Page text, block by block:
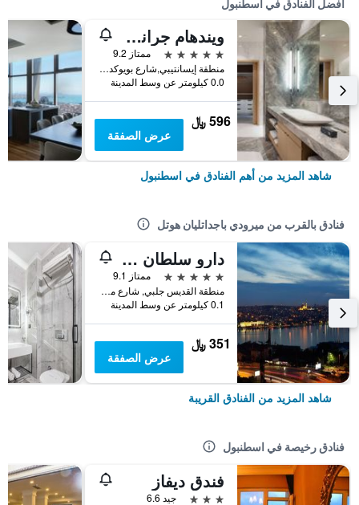
أفضل الفنادق في اسطنبول
ويندهام جراند إسطنبول ليفينت
5 نجوم
ممتاز 9.2
منطقة إيسانتيبي,شارع بويوكديري 177-183 شيشلي, اسطنبول, تركيا
0.0 كيلومتر عن وسط المدينة
596 ﷼
عرض الصفقة
شاهد المزيد من أهم الفنادق في اسطنبول
فنادق بالقرب من ميرودي باجداتليان هوتل
دارو سلطان هوتيلز غالاتا
5 نجوم
ممتاز 9.1
منطقة القديس جلبي, شارع مسروتييت رقم 108 سيسهاني/بيوغلو, اسطنبول, تركيا
0.1 كيلومتر عن وسط المدينة
351 ﷼
عرض الصفقة
شاهد المزيد من الفنادق القريبة
فنادق رخيصة في اسطنبول
فندق ديفاز
3 نجوم
جيد 6.6